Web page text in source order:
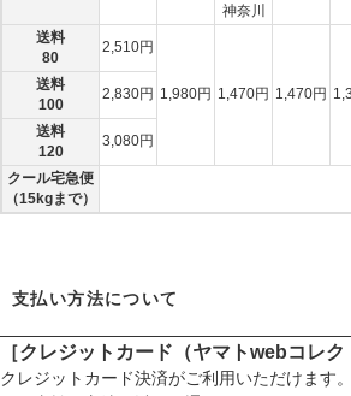
神奈川
送料
80
2,510円
1,980円 1,470円 1,470円
送料
100
2,830円
送料
120
3,080円
クール宅急便
（15kgまで）
支払い方法について
［クレジットカード（ヤマトwebコレク
クレジットカード決済がご利用いただけます